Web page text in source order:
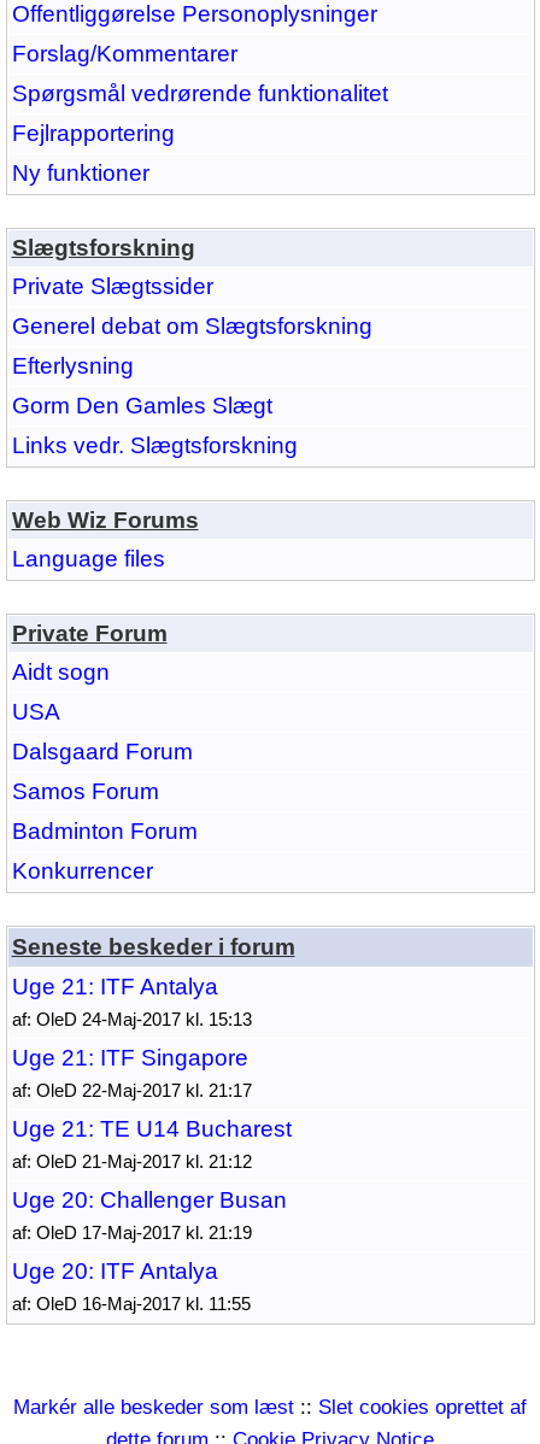
Offentliggørelse Personoplysninger
Forslag/Kommentarer
Spørgsmål vedrørende funktionalitet
Fejlrapportering
Ny funktioner
Slægtsforskning
Private Slægtssider
Generel debat om Slægtsforskning
Efterlysning
Gorm Den Gamles Slægt
Links vedr. Slægtsforskning
Web Wiz Forums
Language files
Private Forum
Aidt sogn
USA
Dalsgaard Forum
Samos Forum
Badminton Forum
Konkurrencer
Seneste beskeder i forum
Uge 21: ITF Antalya
af: OleD 24-Maj-2017 kl. 15:13
Uge 21: ITF Singapore
af: OleD 22-Maj-2017 kl. 21:17
Uge 21: TE U14 Bucharest
af: OleD 21-Maj-2017 kl. 21:12
Uge 20: Challenger Busan
af: OleD 17-Maj-2017 kl. 21:19
Uge 20: ITF Antalya
af: OleD 16-Maj-2017 kl. 11:55
Markér alle beskeder som læst :: Slet cookies oprettet af